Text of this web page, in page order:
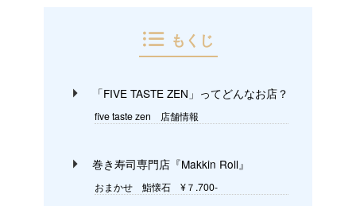
もくじ
「FIVE TASTE ZEN」ってどんなお店？
five taste zen 店舗情報
巻き寿司専門店『Makkin Roll』
おまかせ 鮨懐石 ¥７.700-